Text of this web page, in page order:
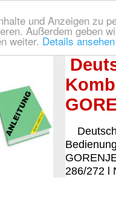
und Anzeigen zu
Außerdem geben
weiter. Details ansehen
| Wir finden für Sie das deutsches
286/272 l